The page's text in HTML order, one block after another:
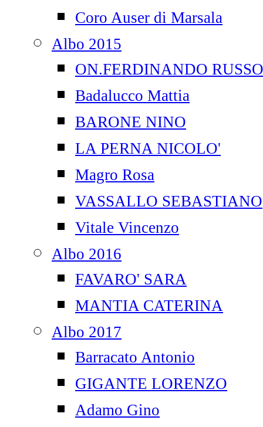
Coro Auser di Marsala
Albo 2015
ON.FERDINANDO RUSSO
Badalucco Mattia
BARONE NINO
LA PERNA NICOLO'
Magro Rosa
VASSALLO SEBASTIANO
Vitale Vincenzo
Albo 2016
FAVARO' SARA
MANTIA CATERINA
Albo 2017
Barracato Antonio
GIGANTE LORENZO
Adamo Gino